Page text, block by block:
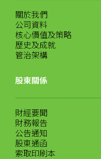
關於我們
公司資料
核心價值及策略
歷史及成就
管治架構
股東關係
財經要聞
財務報告
公告通知
股東通函
索取印刷本